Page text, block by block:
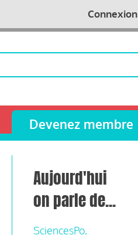
Connexion
Devenez membre
Aujourd'hui
on parle de...
SciencesPo,